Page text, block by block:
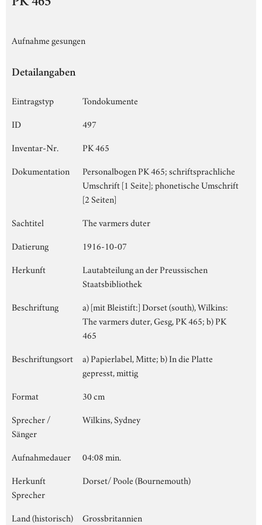
Aufnahme gesungen
Detailangaben
Eintragstyp
Tondokumente
ID
497
Inventar-Nr.
PK 465
Dokumentation
Personalbogen PK 465; schriftsprachliche
Umschrift [1 Seite]; phonetische Umschrift
[2 Seiten]
Sachtitel
The varmers duter
Datierung
1916-10-07
Herkunft
Lautabteilung an der Preussischen
Staatsbibliothek
Beschriftung
a) [mit Bleistift:] Dorset (south), Wilkins:
The varmers duter, Gesg, PK 465; b) PK
465
Beschriftungsort
a) Papierlabel, Mitte; b) In die Platte
gepresst, mittig
Format
30 cm
Sprecher /
Sänger
Wilkins, Sydney
Aufnahmedauer
04:08 min.
Herkunft
Sprecher
Dorset/ Poole (Bournemouth)
Land (historisch) Grossbritannien